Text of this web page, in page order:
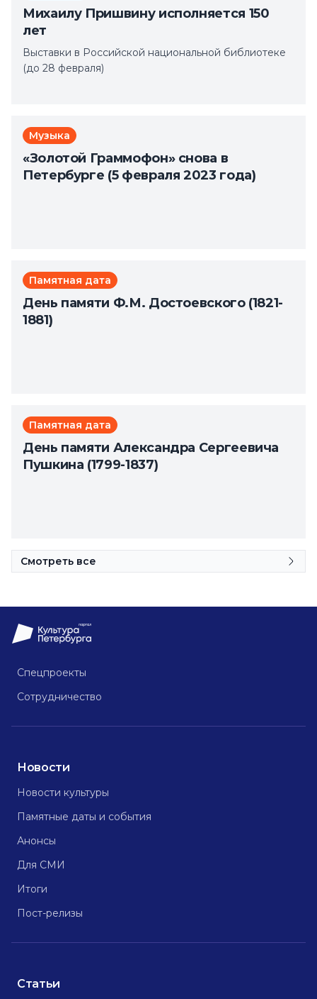
Михаилу Пришвину исполняется 150
лет
Выставки в Российской национальной библиотеке
(до 28 февраля)
Музыка
«Золотой Граммофон» снова в
Петербурге (5 февраля 2023 года)
Памятная дата
День памяти Ф.М. Достоевского (1821-
1881)
Памятная дата
День памяти Александра Сергеевича
Пушкина (1799-1837)
Смотреть все
Спецпроекты
Сотрудничество
Новости
Новости культуры
Памятные даты и события
Анонсы
Для СМИ
Итоги
Пост-релизы
Статьи